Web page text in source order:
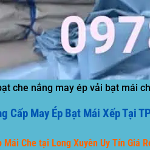
che nắng may ép vải bạt mái
Cấp May Ép Bạt Mái Xếp Tại
Mái Che tại Long Xuyên Uy Tín Giá